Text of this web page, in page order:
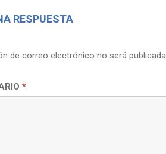
RESPUESTA
de correo electrónico no será
*